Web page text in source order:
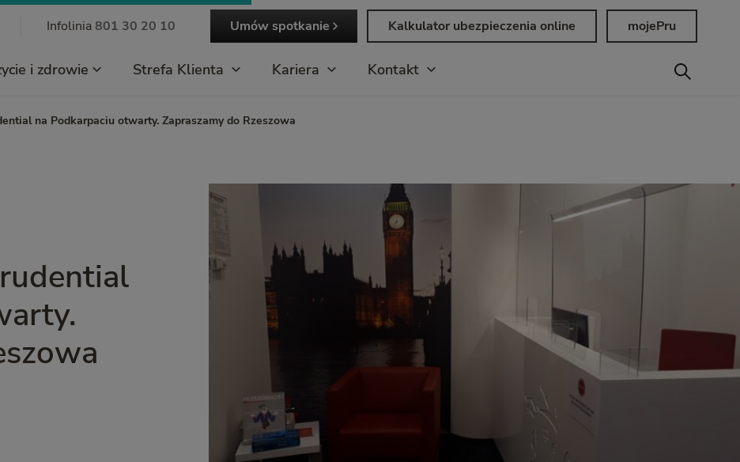
Infolinia 801 30 20 10 Umów spotkanie Kalkulator ubezpieczenia online mojePru
i zdrowie Strefa Klienta Kariera Kontakt
na Podkarpaciu otwarty. Zapraszamy do Rzeszowa